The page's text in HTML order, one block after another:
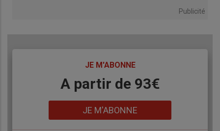
Publicité
JE M'ABONNE
A partir de 93€
JE M'ABONNE